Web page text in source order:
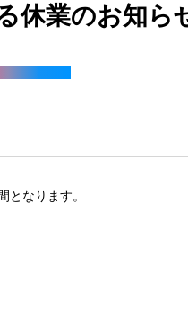
休業のお知ら
なります。